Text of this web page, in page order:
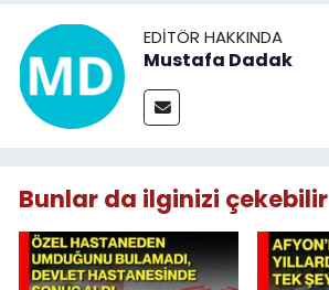
EDITÖR HAKKINDA
Mustafa Dadak
Bunlar da ilginizi çekebilir